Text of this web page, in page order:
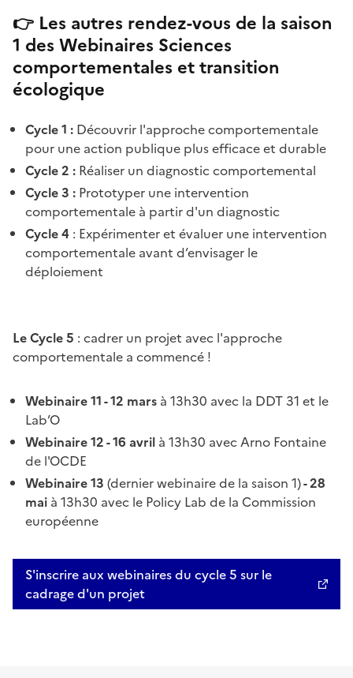
👉 Les autres rendez-vous de la saison
1 des Webinaires Sciences
comportementales et transition
écologique
Cycle 1 : Découvrir l'approche comportementale
pour une action publique plus efficace et durable
Cycle 2 : Réaliser un diagnostic comportemental
Cycle 3 : Prototyper une intervention
comportementale à partir d'un diagnostic
Cycle 4 : Expérimenter et évaluer une intervention
comportementale avant d’envisager le
déploiement
Le Cycle 5 : cadrer un projet avec l'approche
comportementale a commencé !
Webinaire 11 - 12 mars à 13h30 avec la DDT 31 et le
Lab’O
Webinaire 12 - 16 avril à 13h30 avec Arno Fontaine
de l'OCDE
Webinaire 13 (dernier webinaire de la saison 1)- 28
mai à 13h30 avec le Policy Lab de la Commission
européenne
S'inscrire aux webinaires du cycle 5 sur le
cadrage d'un projet